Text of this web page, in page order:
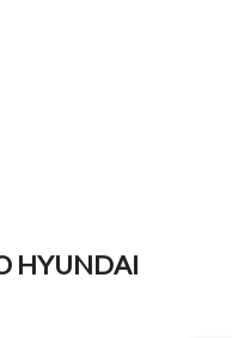
HYUNDAI